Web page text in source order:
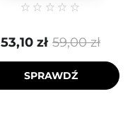
59,00 zł
53,10 zł
SPRAWDŹ